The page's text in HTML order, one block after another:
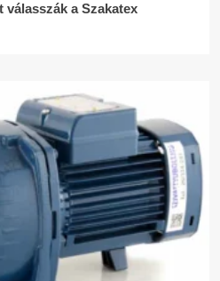
válasszák a Szakatex